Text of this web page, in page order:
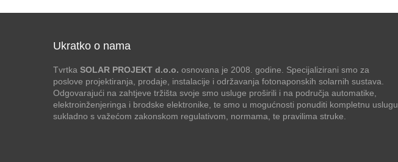
Ukratko o nama
Tvrtka SOLAR PROJEKT d.o.o. osnovana je 2008. godine. Specijalizirani smo za
poslove projektiranja, prodaje, instalacije i održavanja fotonaponskih solarnih sustava.
Odgovarajući na zahtjeve tržišta svoje smo usluge proširili i na područja automatike,
elektroinženjeringa i brodske elektronike, te smo u mogućnosti ponuditi kompletnu uslugu
sukladno s važećom zakonskom regulativom, normama, te pravilima struke.